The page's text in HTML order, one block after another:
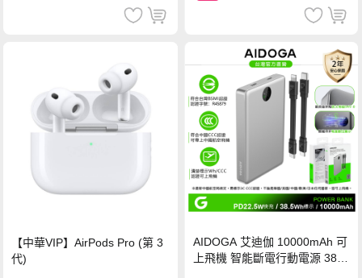
【中華VIP】AirPods Pro (第 3
代)
AIDOGA 艾迪伽 10000mAh 可
上飛機 智能斷電行動電源 38.5